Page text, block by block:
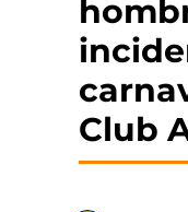
Club